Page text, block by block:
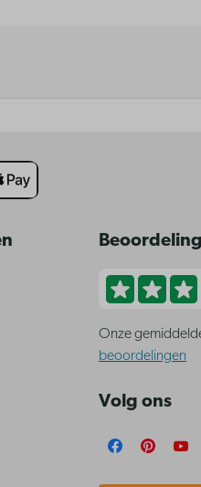
Onze
beoordelingen
Volg ons